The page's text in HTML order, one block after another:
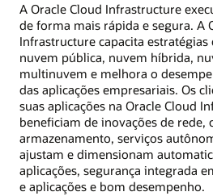
A Oracle Cloud Infrastructure
de forma mais rápida e segura. A
Infrastructure capacita
nuvem pública, nuvem híbrida,
multinuvem e melhora o
das aplicações empresariais. Os
suas aplicações na Oracle Cloud
beneficiam de inovações de rede,
armazenamento, serviços
ajustam e dimensionam
aplicações, segurança integrada
e aplicações e bom desempenho.